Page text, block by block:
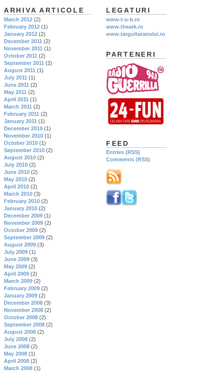
LEGATURI
www.t-u-b.ro
www.theark.ro
www.targultaranului.ro
PARTENERI
FEED
Entries (RSS)
Comments (RSS)
ARHIVA ARTICOLE
March 2012 (2)
February 2012 (1)
January 2012 (2)
December 2011 (2)
November 2011 (1)
October 2011 (2)
September 2011 (2)
August 2011 (1)
July 2011 (1)
June 2011 (2)
May 2011 (2)
April 2011 (1)
March 2011 (2)
February 2011 (2)
January 2011 (1)
December 2010 (1)
November 2010 (1)
October 2010 (1)
September 2010 (2)
August 2010 (2)
July 2010 (2)
June 2010 (2)
May 2010 (2)
April 2010 (2)
March 2010 (3)
February 2010 (2)
January 2010 (2)
December 2009 (1)
November 2009 (2)
October 2009 (2)
September 2009 (2)
August 2009 (3)
July 2009 (1)
June 2009 (3)
May 2009 (2)
April 2009 (2)
March 2009 (2)
February 2009 (2)
January 2009 (2)
December 2008 (3)
November 2008 (2)
October 2008 (2)
September 2008 (2)
August 2008 (2)
July 2008 (2)
June 2008 (2)
May 2008 (1)
April 2008 (2)
March 2008 (1)